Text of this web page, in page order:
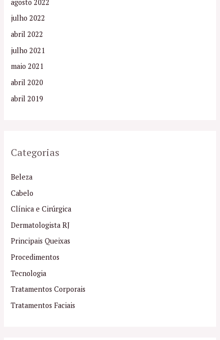
agosto 2022
julho 2022
abril 2022
julho 2021
maio 2021
abril 2020
abril 2019
Categorias
Beleza
Cabelo
Clínica e Cirúrgica
Dermatologista RJ
Principais Queixas
Procedimentos
Tecnologia
Tratamentos Corporais
Tratamentos Faciais